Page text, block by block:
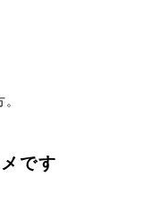
です